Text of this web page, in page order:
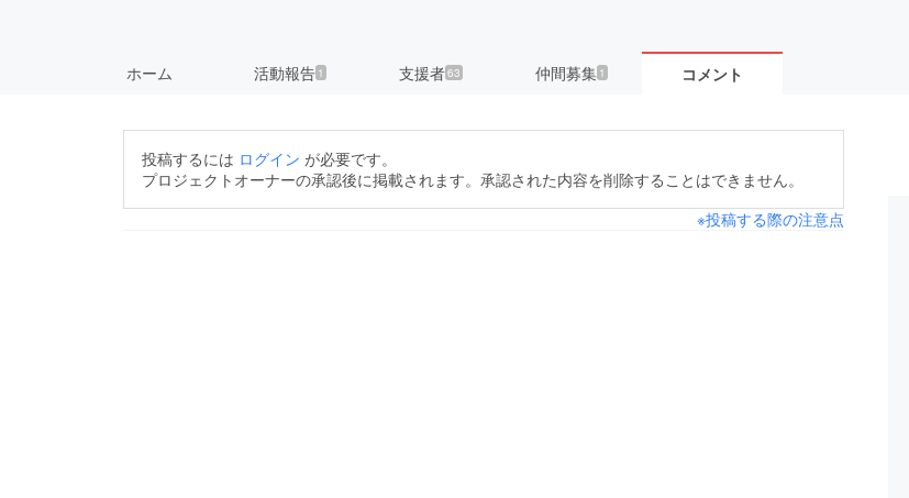
ホーム 活動報告 1 支援者63 仲間募集 1 コメント
投稿するには ログイン が必要です。
プロジェクトオーナーの承認後に掲載されます。承認された内容を削除することはできません。
※投稿する際の注意点